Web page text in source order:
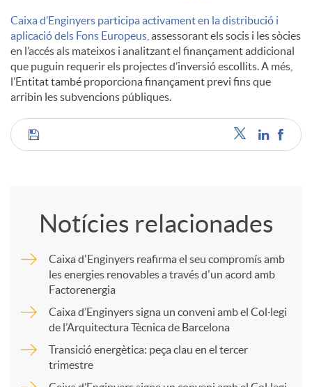
g
u
t
s
Caixa d’Enginyers participa activament en la distribució i
aplicació dels Fons Europeus, assessorant els socis i les sòcies
en l’accés als mateixos i analitzant el finançament addicional
que puguin requerir els projectes d’inversió escollits. A més,
l’Entitat també proporciona finançament previ fins que
arribin les subvencions públiques.
C
r
Notícies relacionades
Caixa d'Enginyers reafirma el seu compromís amb
les energies renovables a través d'un acord amb
Factorenergia
Caixa d’Enginyers signa un conveni amb el Col·legi
de l’Arquitectura Tècnica de Barcelona
Transició energètica: peça clau en el tercer
trimestre